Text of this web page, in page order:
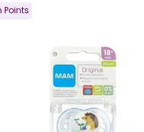
Points